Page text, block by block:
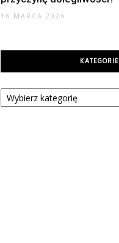
16 MARCA 2026
KATEGORIE
Kategorie